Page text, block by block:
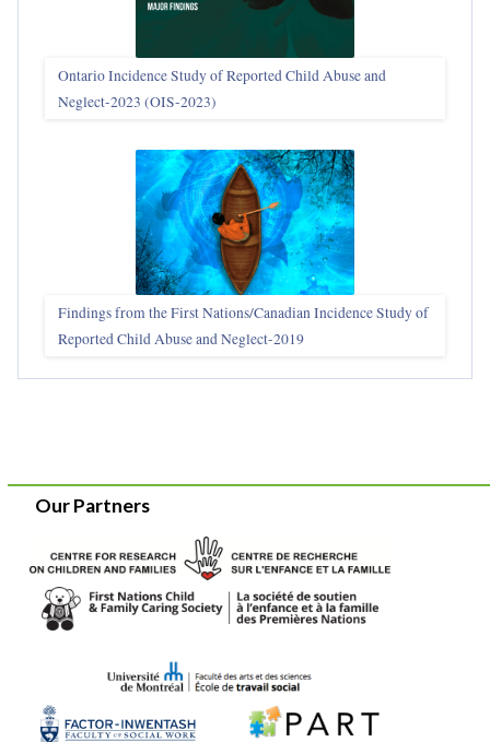
Ontario Incidence Study of Reported Child Abuse and
Neglect-2023 (OIS‑2023)
Findings from the First Nations/Canadian Incidence Study of
Reported Child Abuse and Neglect-2019
Our Partners